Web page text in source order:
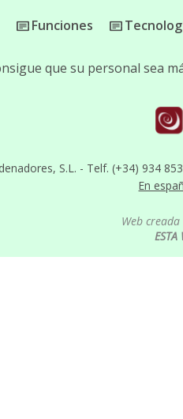
Funciones
S.L. - Telf. (+34) 934
En
que su personal sea
Web
ESTA